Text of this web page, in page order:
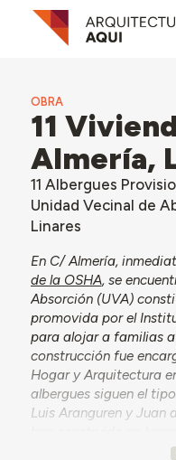
OBRA
11
Almería,
11 Albergues
Unidad Vecinal de
Linares
En C/ Almería,
de la OSHA, se
Absorción (UVA)
promovida por el
para alojar a familias
construcción fue
Hogar y Arquitectura
albergues siguen el
Luis Aranguren y Juan
Nacional de la